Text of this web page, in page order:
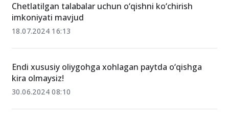
Chetlatilgan talabalar uchun o‘qishni ko‘chirish
imkoniyati mavjud
18.07.2024 16:13
Endi xususiy oliygohga xohlagan paytda o‘qishga
kira olmaysiz!
30.06.2024 08:10